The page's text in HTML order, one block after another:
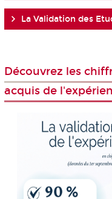
La Validation des
Découvrez les
acquis de